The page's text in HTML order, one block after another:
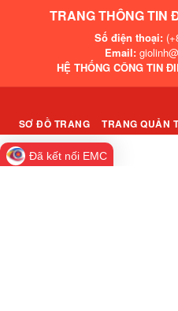
TRANG THÔNG TIN
Số điện thoại:
Email:
HỆ THỐNG CÔNG TIN
SƠ ĐỒ TRANG TRANG QUẢN
Đã kết nối EMC